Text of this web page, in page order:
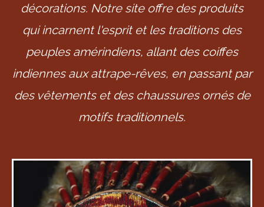
décorations. Notre site offre des produits
qui incarnent l'esprit et les traditions des
peuples amérindiens, allant des coiffes
indiennes aux attrape-rêves, en passant par
des vêtements et des chaussures ornés de
motifs traditionnels.